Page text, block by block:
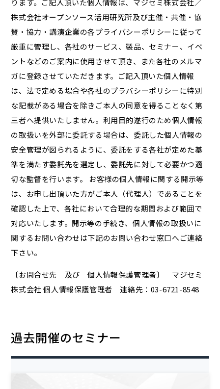
ります。ご記入頂いた個人情報は、マジセミ株式会社／
株式会社オープンソース活用研究所及び主催・共催・協
賛・協力・講演企業の各プライバシーポリシーに従って
厳重に管理し、各社のサービス、製品、セミナー、イベ
ントなどのご案内に使用させて頂き、また各社のメルマ
ガに登録させていただきます。ご記入頂いた個人情報
は、法で定める場合や各社のプラバシーポリシーに特別
な記載がある場合を除きご本人の同意を得ることなく第
三者へ提供いたしません。利用目的遂行のため個人情報
の取扱いを外部に委託する場合は、委託した個人情報の
安全管理が図られるように、委託をする各社が定めた基
準を満たす委託先を選定し、委託先に対して必要かつ適
切な監督を行います。 お客様の個人情報に関する開示等
は、お申し出頂いた方がご本人（代理人）であることを
確認した上で、各社において合理的な期間および範囲で
対応いたします。開示等の手続き、個人情報の取扱いに
関するお問い合わせは下記のお問い合わせ窓口へご連絡
下さい。
〔お問合せ先 及び 個人情報保護管理者〕 マジセミ
株式会社 個人情報保護管理者 連絡先：03-6721-8548
過去開催のセミナー